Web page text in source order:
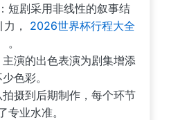
短剧采用非线性的叙事结
， 2026世界杯行程大全
。
演的出色表演为剧集增添
色彩。
摄到后期制作，每个环节
专业水准。